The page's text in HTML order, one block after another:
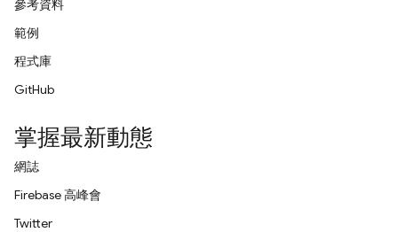
參考資料
範例
程式庫
GitHub
掌握最新動態
網誌
Firebase 高峰會
Twitter